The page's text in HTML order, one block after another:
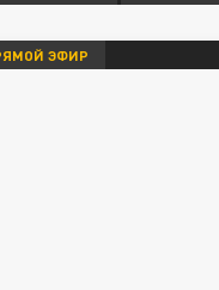
ЭФИР